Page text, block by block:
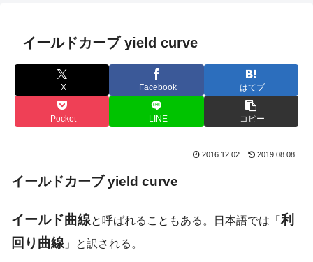
イールドカーブ yield curve
X Facebook はてブ
Pocket LINE コピー
2016.12.02 2019.08.08
イールドカーブ yield curve
イールド曲線と呼ばれることもある。日本語では「 利
回り曲線 」と訳される。